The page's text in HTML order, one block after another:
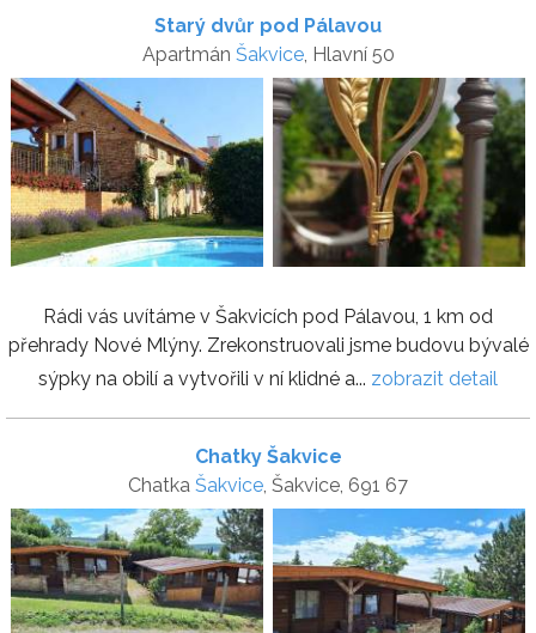
Starý dvůr pod Pálavou
Apartmán Šakvice, Hlavní 50
Rádi vás uvítáme v Šakvicích pod Pálavou, 1 km od
přehrady Nové Mlýny. Zrekonstruovali jsme budovu bývalé
sýpky na obilí a vytvořili v ní klidné a... zobrazit detail
Chatky Šakvice
Chatka Šakvice, Šakvice, 691 67